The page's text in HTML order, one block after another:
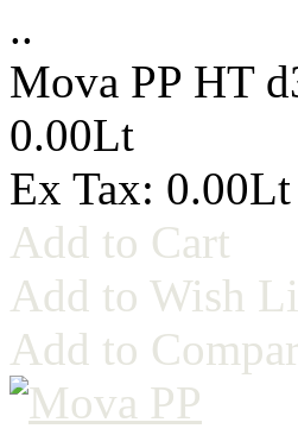
..
Mova PP HT
0.00Lt
Ex Tax: 0.00Lt
Add to Cart
Add to Wish
Add to